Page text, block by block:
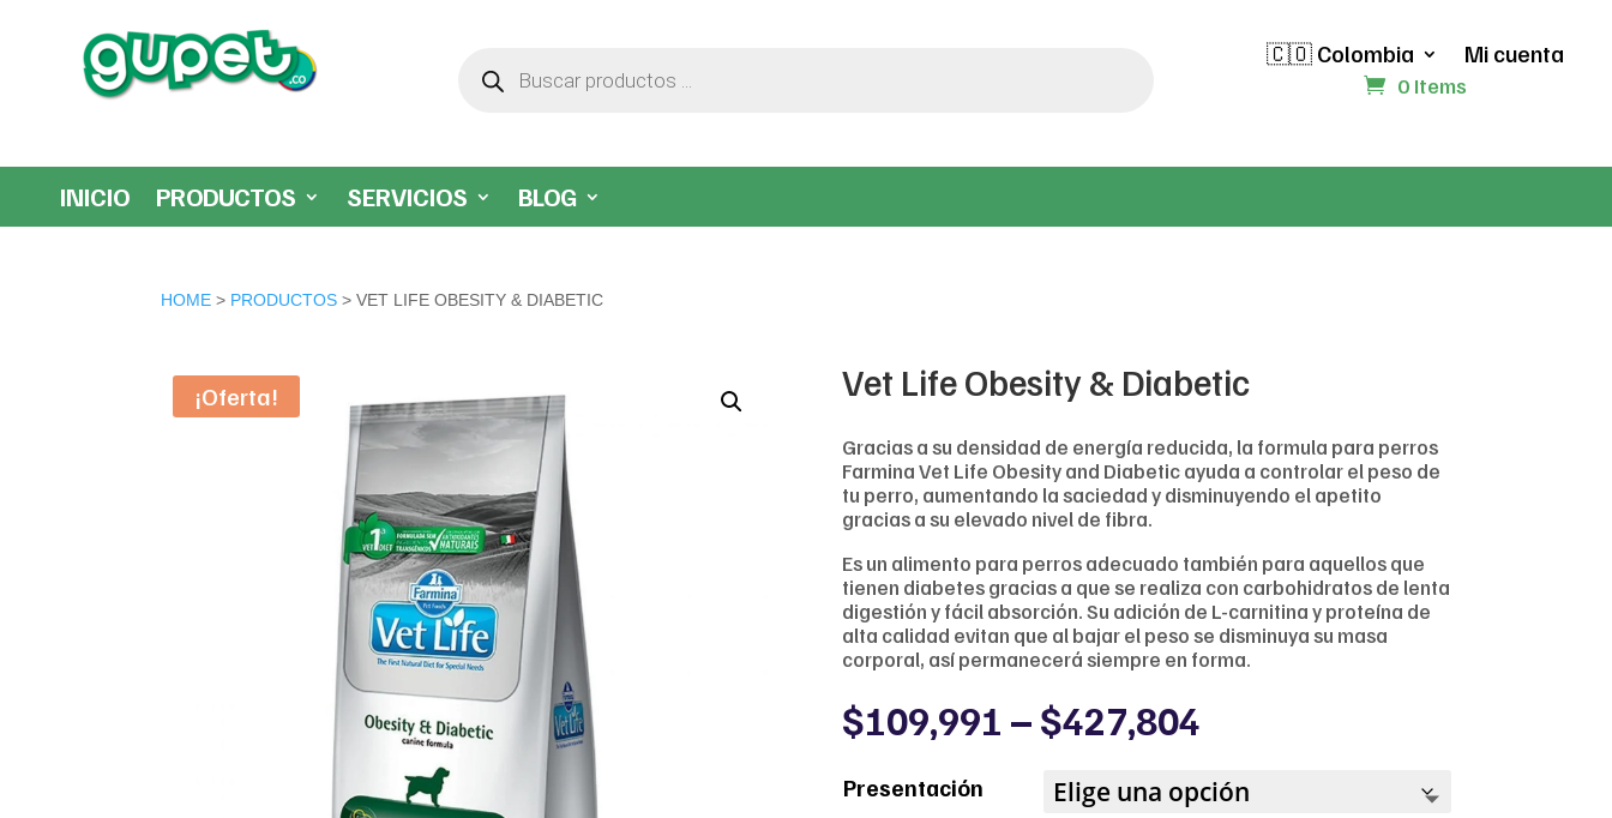
productos
🇨🇴 Colombia Mi cuenta
0 Items
INICIO PRODUCTOS SERVICIOS BLOG
HOME > PRODUCTOS > VET LIFE OBESITY & DIABETIC
¡Oferta! Vet Life Obesity & Diabetic
Gracias a su densidad de energía reducida, la formula para perros
Farmina Vet Life Obesity and Diabetic ayuda a controlar el peso de
tu perro, aumentando la saciedad y disminuyendo el apetito
gracias a su elevado nivel de fibra.
Es un alimento para perros adecuado también para aquellos que
tienen diabetes gracias a que se realiza con carbohidratos de lenta
digestión y fácil absorción. Su adición de L-carnitina y proteína de
alta calidad evitan que al bajar el peso se disminuya su masa
corporal, así permanecerá siempre en forma.
$109,991 – $427,804Price
$109,991
through
Presentación